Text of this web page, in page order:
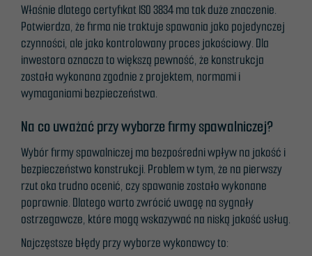
Właśnie dlatego certyfikat ISO 3834 ma tak duże znaczenie.
Potwierdza, że firma nie traktuje spawania jako pojedynczej
czynności, ale jako kontrolowany proces jakościowy. Dla
inwestora oznacza to większą pewność, że konstrukcja
została wykonana zgodnie z projektem, normami i
wymaganiami bezpieczeństwa.
Na co uważać przy wyborze firmy spawalniczej?
Wybór firmy spawalniczej ma bezpośredni wpływ na jakość i
bezpieczeństwo konstrukcji. Problem w tym, że na pierwszy
rzut oka trudno ocenić, czy spawanie zostało wykonane
poprawnie. Dlatego warto zwrócić uwagę na sygnały
ostrzegawcze, które mogą wskazywać na niską jakość usług.
Najczęstsze błędy przy wyborze wykonawcy to:
Markedsføring
Ved å dele dine
interesser og
atferd når du
øker du sjansen
for å se
personlig
tilpasset
innhold og
tilbud.